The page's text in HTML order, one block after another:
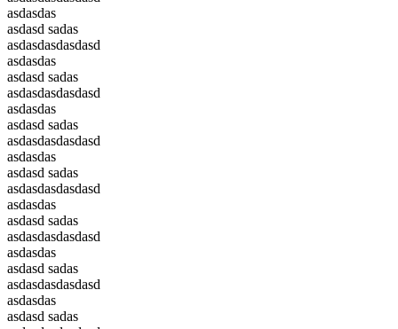
asdasdas
asdasd sadas
asdasdasdasdasd
asdasdas
asdasd sadas
asdasdasdasdasd
asdasdas
asdasd sadas
asdasdasdasdasd
asdasdas
asdasd sadas
asdasdasdasdasd
asdasdas
asdasd sadas
asdasdasdasdasd
asdasdas
asdasd sadas
asdasdasdasdasd
asdasdas
asdasd sadas